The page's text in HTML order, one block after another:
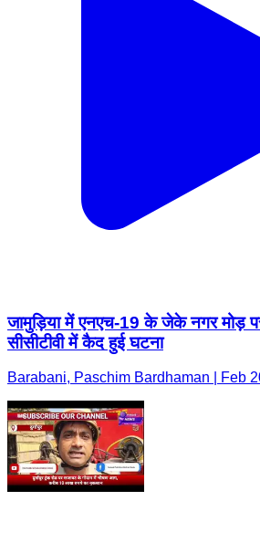
जामुड़िया में एनएच-19 के जेके नगर मोड़
सीसीटीवी में कैद हुई घटना
Barabani, Paschim Bardhaman | Feb